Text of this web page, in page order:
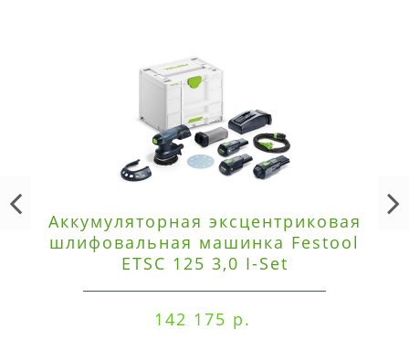
Аккумуляторная эксцентриковая
шлифовальная машинка Festool
ETSC 125 3,0 I-Set
142 175 р.